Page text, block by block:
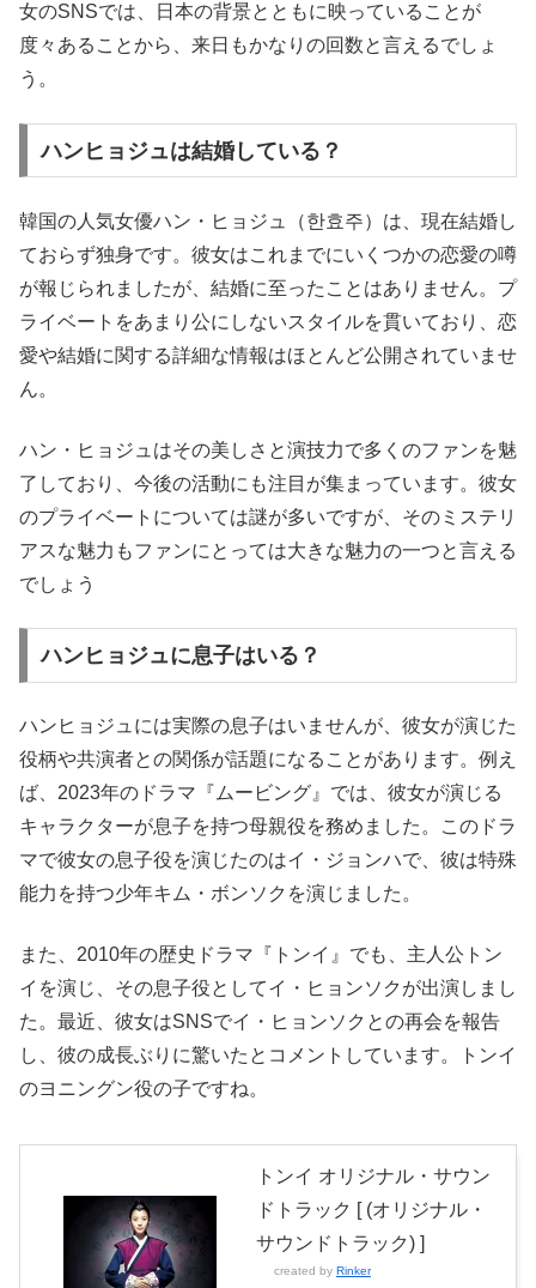
女のSNSでは、日本の背景とともに映っていることが
度々あることから、来日もかなりの回数と言えるでしょ
う。
ハンヒョジュは結婚している？
韓国の人気女優ハン・ヒョジュ（한효주）は、現在結婚し
ておらず独身です。彼女はこれまでにいくつかの恋愛の噂
が報じられましたが、結婚に至ったことはありません。プ
ライベートをあまり公にしないスタイルを貫いており、恋
愛や結婚に関する詳細な情報はほとんど公開されていませ
ん。
ハン・ヒョジュはその美しさと演技力で多くのファンを魅
了しており、今後の活動にも注目が集まっています。彼女
のプライベートについては謎が多いですが、そのミステリ
アスな魅力もファンにとっては大きな魅力の一つと言える
でしょう
ハンヒョジュに息子はいる？
ハンヒョジュには実際の息子はいませんが、彼女が演じた
役柄や共演者との関係が話題になることがあります。例え
ば、2023年のドラマ『ムービング』では、彼女が演じる
キャラクターが息子を持つ母親役を務めました。このドラ
マで彼女の息子役を演じたのはイ・ジョンハで、彼は特殊
能力を持つ少年キム・ボンソクを演じました。
また、2010年の歴史ドラマ『トンイ』でも、主人公トン
イを演じ、その息子役としてイ・ヒョンソクが出演しまし
た。最近、彼女はSNSでイ・ヒョンソクとの再会を報告
し、彼の成長ぶりに驚いたとコメントしています。トンイ
のヨニングン役の子ですね。
トンイ オリジナル・サウン
ドトラック [ (オリジナル・
サウンドトラック) ]
created by Rinker